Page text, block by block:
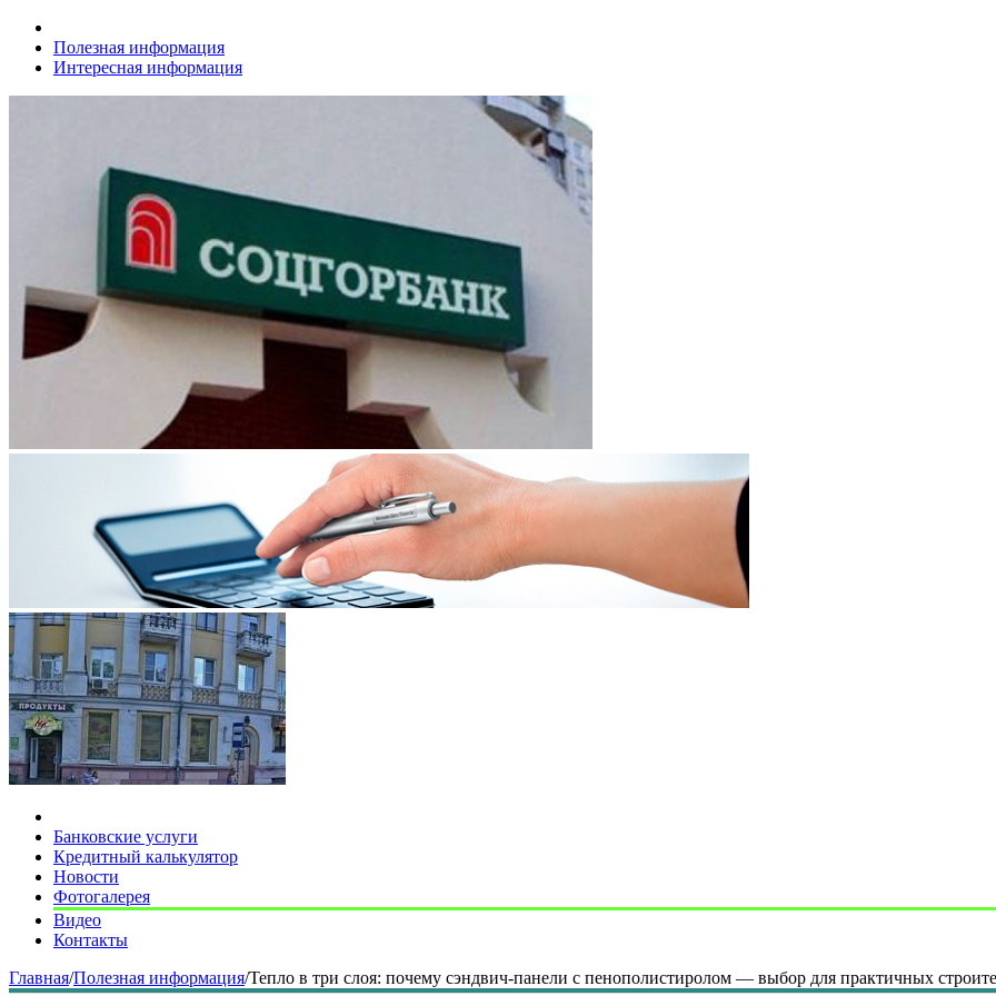
Полезная информация
Интересная информация
Банковские услуги
Кредитный калькулятор
Новости
Фотогалерея
Видео
Контакты
Главная/Полезная информация/Тепло в три слоя: почему сэндвич-панели с пенополистиролом — выбор для практичных